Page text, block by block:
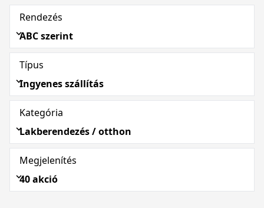
Rendezés
ABC szerint
Típus
Ingyenes szállítás
Kategória
Lakberendezés / otthon
Megjelenítés
40 akció